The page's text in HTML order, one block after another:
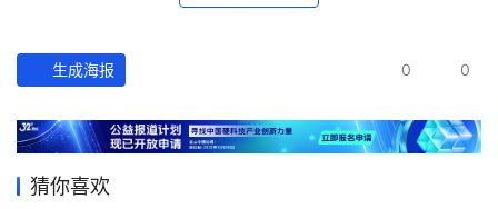
经
数
据
生成海报 0 0
猜你喜欢